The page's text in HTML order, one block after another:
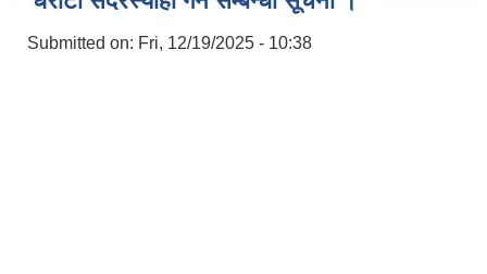
Submitted on: Fri, 12/19/2025 - 10:38